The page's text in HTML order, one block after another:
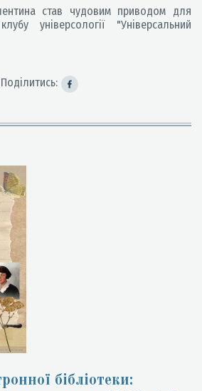
став чудовим приводом для
універсології "Універсальний
Поділитись:
бібліотеки: